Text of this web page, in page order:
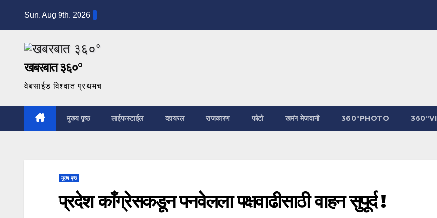
Sun. Aug 9th, 2026
खबरबात ३६०°
वेबसाईड विश्वात प्रथमच
मुख्य पृष्ठ लाईफस्टाईल व्हायरल राजकारण फोटो खमंग मेजवानी 360°PHOTO
मुख्य पृष्ठ
प्रदेश काँग्रेसकडून पनवेलला पक्षवाढीसाठी वाहन सुपूर्द !